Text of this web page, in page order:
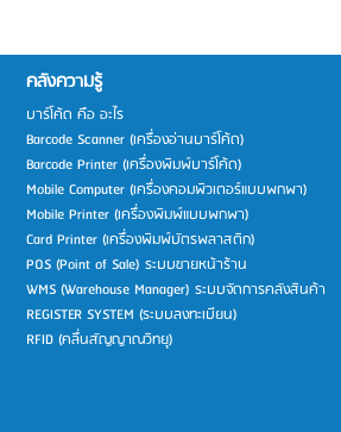
คลังความรู้
บาร์โค้ด คือ อะไร
Barcode Scanner (เครื่องอ่านบาร์โค้ด)
Barcode Printer (เครื่องพิมพ์บาร์โค้ด)
Mobile Computer (เครื่องคอมพิวเตอร์แบบพกพา)
Mobile Printer (เครื่องพิมพ์แบบพกพา)
Card Printer (เครื่องพิมพ์บัตรพลาสติก)
POS (Point of Sale) ระบบขายหน้าร้าน
WMS (Warehouse Manager) ระบบจัดการคลังสินค้า
REGISTER SYSTEM (ระบบลงทะเบียน)
RFID (คลื่นสัญญาณวิทยุ)